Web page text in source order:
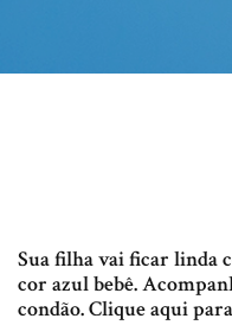
Sua filha vai ficar linda
cor azul bebê.
condão. Clique aqui